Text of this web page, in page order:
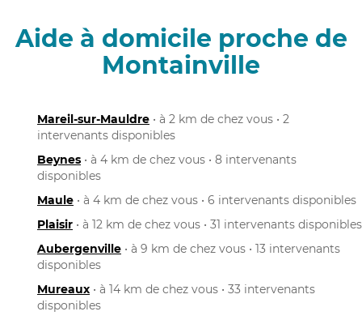
Aide à domicile proche de
Montainville
Mareil-sur-Mauldre • à 2 km de chez vous • 2
intervenants disponibles
Beynes • à 4 km de chez vous • 8 intervenants
disponibles
Maule • à 4 km de chez vous • 6 intervenants disponibles
Plaisir • à 12 km de chez vous • 31 intervenants disponibles
Aubergenville • à 9 km de chez vous • 13 intervenants
disponibles
Mureaux • à 14 km de chez vous • 33 intervenants
disponibles